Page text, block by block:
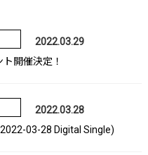
2022.03.29
開催決定！
2022.03.28
03-28 Digital Single)